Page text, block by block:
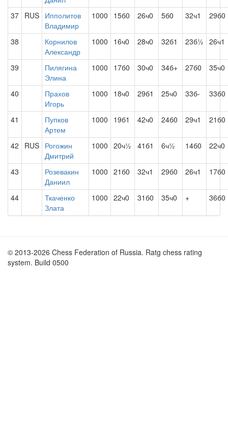
37 RUS Ипполитов
Владимир
1000 15б0 26ч0 5б0 32ч1 29б0
38
Корнилов
Александр
1000 16ч0 28ч0 32б1 23б½ 26ч1
39
Пилягина
Элина
1000 17б0 30ч0 34б+ 27б0 35ч0
40
Прахов
Игорь
1000 18ч0 29б1 25ч0 33б- 33б0
41
Пупков
Артем
1000 19б1 42ч0 24б0 29ч1 21б0
42 RUS Рогожин
Дмитрий
1000 20ч½ 41б1 6ч½ 14б0 22ч0
43
Розевакин
Даниил
1000 21б0 32ч1 29б0 26ч1 17б0
44
Ткаченко
Злата
1000 22ч0 31б0 35ч0 + 36б0
© 2013-2026 Chess Federation of Russia. Ratg chess rating
system. Build 0500